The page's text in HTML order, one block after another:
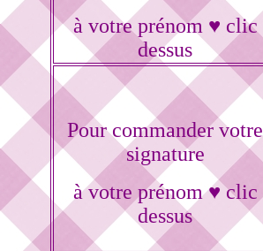
à votre prénom ♥ clic
dessus
Pour commander votre
signature
à votre prénom ♥ clic
dessus